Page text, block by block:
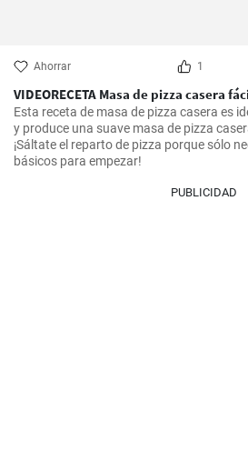
Ahorrar 1
VIDEORECETA Masa de pizza casera
Esta receta de masa de pizza casera es
y produce una suave masa de pizza
¡Sáltate el reparto de pizza porque sólo
básicos para empezar!
PUBLICIDAD